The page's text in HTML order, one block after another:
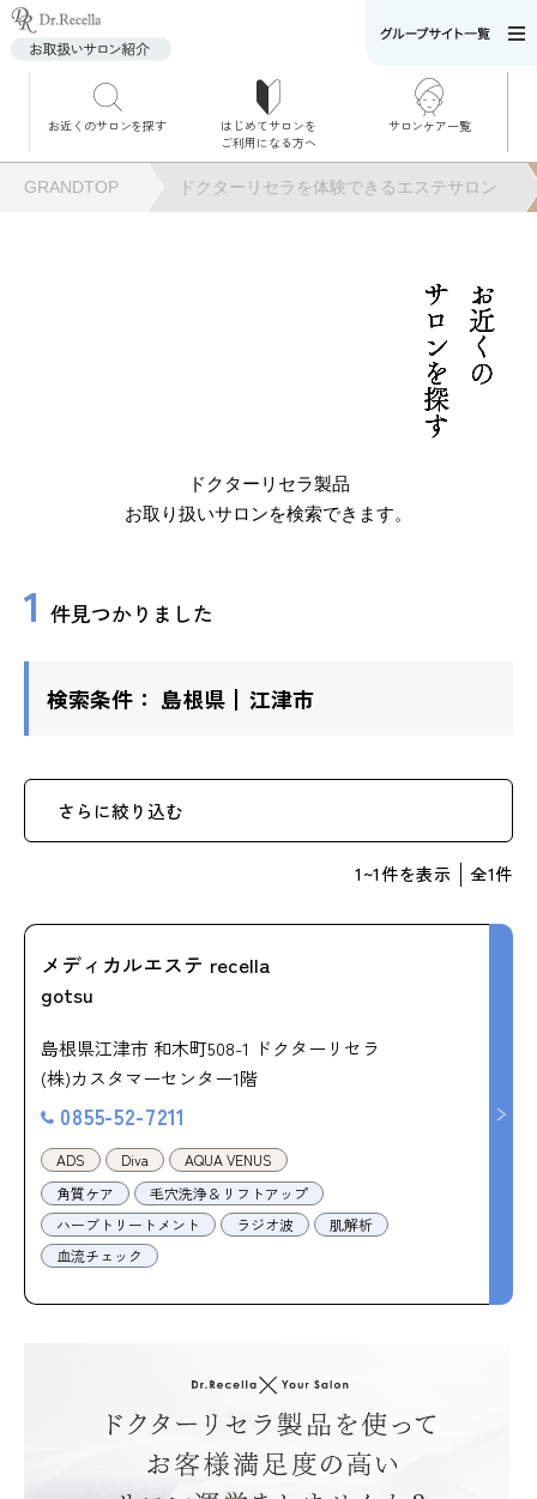
お近くのサロンを探す
はじめてサロンを
ご利用になる方へ
サロンケア一覧
ュー
施術別で探す
お悩み別で探す
角質ケア｜ポレーシ
ョン
毛穴洗浄
毛穴洗浄＆リフトア
まこも蒸し
GRANDTOP ドクターリセラを体験できるエステサロン
お近くの
サロンを探す
ドクターリセラ製品
お取り扱いサロンを検索できます。
1 件見つかりました
検索条件： 島根県 江津市
さらに絞り込む
1 ~1件を表示 全1件
メディカルエステ recella
gotsu
島根県江津市 和木町508-1 ドクターリセラ
(株)カスタマーセンター1階
0855-52-7211
ADS Diva
AQUA VENUS
角質ケア
毛穴洗浄＆リフトアップ
ハーブトリートメント
ラジオ波
肌解析
血流チェック